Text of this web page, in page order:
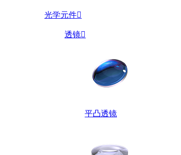
光学元件
透镜
平凸透镜